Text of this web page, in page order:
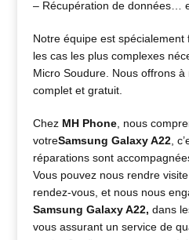
– Récupération de données…
Notre équipe est
les cas les plus complexes
Micro Soudure. Nous offrons
complet et gratuit.
Chez MH Phone , nous
votreSamsung Galaxy A22 ,
réparations sont
Vous pouvez nous rendre
rendez-vous, et nous nous
Samsung Galaxy A22,dans
vous assurant un service de